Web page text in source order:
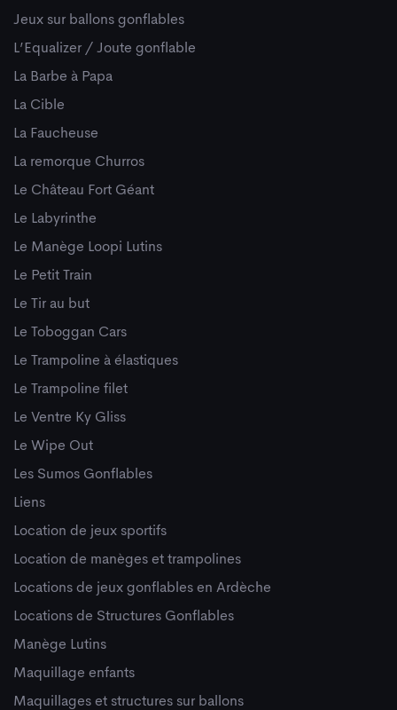
Jeux sur ballons gonflables
L’Equalizer / Joute gonflable
La Barbe à Papa
La Cible
La Faucheuse
La remorque Churros
Le Château Fort Géant
Le Labyrinthe
Le Manège Loopi Lutins
Le Petit Train
Le Tir au but
Le Toboggan Cars
Le Trampoline à élastiques
Le Trampoline filet
Le Ventre Ky Gliss
Le Wipe Out
Les Sumos Gonflables
Liens
Location de jeux sportifs
Location de manèges et trampolines
Locations de jeux gonflables en Ardèche
Locations de Structures Gonflables
Manège Lutins
Maquillage enfants
Maquillages et structures sur ballons